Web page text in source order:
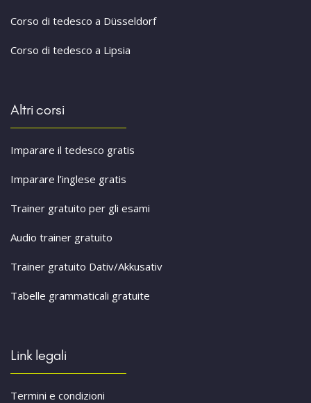
Corso di tedesco a Düsseldorf
Corso di tedesco a Lipsia
Altri corsi
Imparare il tedesco gratis
Imparare l’inglese gratis
Trainer gratuito per gli esami
Audio trainer gratuito
Trainer gratuito Dativ/Akkusativ
Tabelle grammaticali gratuite
Link legali
Termini e condizioni